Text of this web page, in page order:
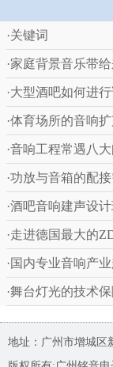
·关键词
·家庭背景音乐带
·大型酒吧如何进
·体育场所的音响
·音响工程常遇八
·功放与音箱的配
·酒吧音响建声设
·走进德国最大的
·国内专业音响产
·舞台灯光的技术
地址：广州市增城区